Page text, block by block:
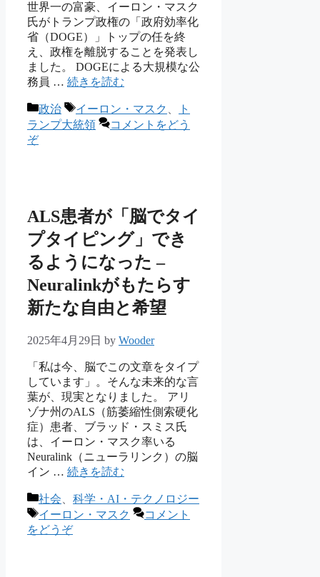
世界一の富豪、イーロン・マスク
氏がトランプ政権の「政府効率化
省（DOGE）」トップの任を終
え、政権を離脱することを発表し
ました。 DOGEによる大規模な公
務員 … 続きを読む
カ
テ
ゴ
政治
タ
グ
イーロン・マスク
ト
ランプ大統領
コメントをどう
ぞ
ALS患者が「脳でタイ
プタイピング」でき
るようになった –
Neuralinkがもたらす
新たな自由と希望
2025年4月29日 by Wooder
「私は今、脳でこの文章をタイプ
しています」。そんな未来的な言
葉が、現実となりました。 アリ
ゾナ州のALS（筋萎縮性側索硬化
症）患者、ブラッド・スミス氏
は、イーロン・マスク率いる
Neuralink（ニューラリンク）の脳
イン … 続きを読む
カ
テ
ゴ
社会
科学・AI・テクノロジー
タ
グ
イーロン・マスク
コメント
をどうぞ